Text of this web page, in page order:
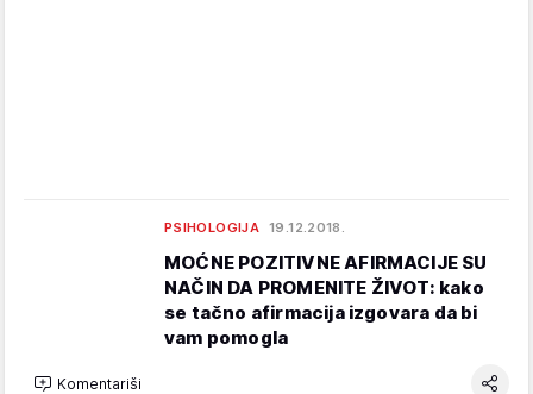
PSIHOLOGIJA 19.12.2018.
MOĆNE POZITIVNE AFIRMACIJE SU
NAČIN DA PROMENITE ŽIVOT: kako
se tačno afirmacija izgovara da bi
vam pomogla
Komentariši